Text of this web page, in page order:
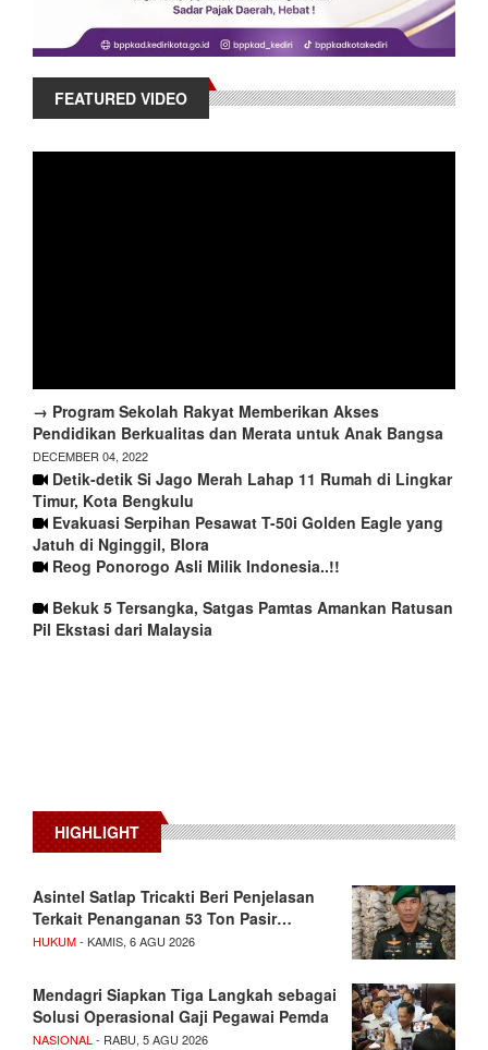
FEATURED VIDEO
→ Program Sekolah Rakyat Memberikan Akses
Pendidikan Berkualitas dan Merata untuk Anak Bangsa
DECEMBER 04, 2022
Detik-detik Si Jago Merah Lahap 11 Rumah di Lingkar
Timur, Kota Bengkulu
Evakuasi Serpihan Pesawat T-50i Golden Eagle yang
Jatuh di Nginggil, Blora
Reog Ponorogo Asli Milik Indonesia..!!
Bekuk 5 Tersangka, Satgas Pamtas Amankan Ratusan
Pil Ekstasi dari Malaysia
HIGHLIGHT
Asintel Satlap Tricakti Beri Penjelasan
Terkait Penanganan 53 Ton Pasir…
HUKUM- KAMIS, 6 AGU 2026
Mendagri Siapkan Tiga Langkah sebagai
Solusi Operasional Gaji Pegawai Pemda
NASIONAL - RABU, 5 AGU 2026